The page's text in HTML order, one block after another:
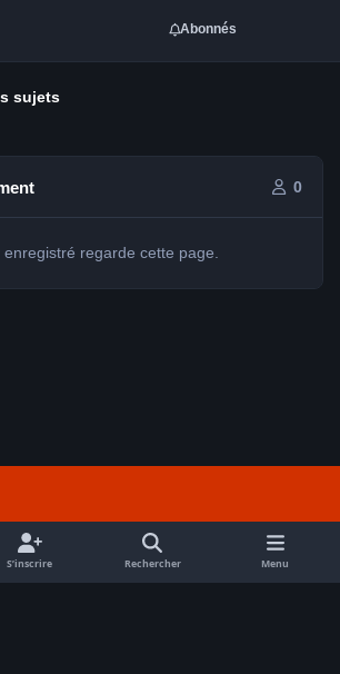
Abonnés
sujets
0
regarde cette page.
f
a
c
S’inscrire Rechercher Menu